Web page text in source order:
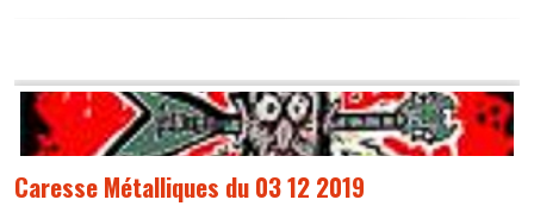
Caresse Métalliques du 03 12 2019